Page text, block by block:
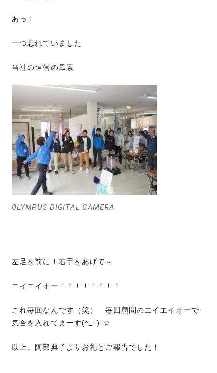
あっ！
一つ忘れていました
当社の恒例の風景
OLYMPUS DIGITAL CAMERA
左足を前に！右手をあげて～
エイエイオー！！！！！！！！
これ毎回なんです（笑） 毎回顧問のエイエイオーで
気合を入れてまーす(^_-)-☆
以上、阿部典子よりお礼とご報告でした！